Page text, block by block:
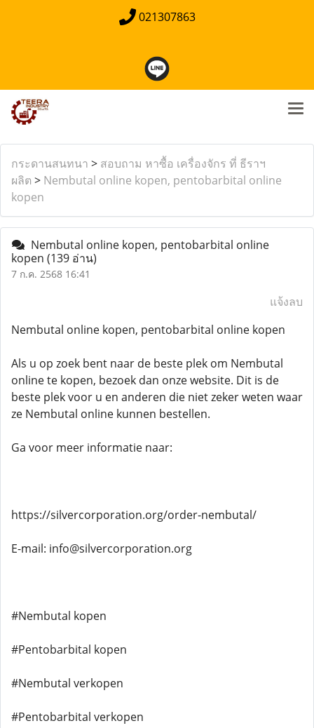
021307863
กระดานสนทนา > สอบถาม หาซื้อ เครื่องจักร ที่ ธีราฯ
ผลิต > Nembutal online kopen, pentobarbital online
kopen
Nembutal online kopen, pentobarbital online
kopen (139 อ่าน)
7 ก.ค. 2568 16:41
แจ้งลบ
Nembutal online kopen, pentobarbital online kopen
Als u op zoek bent naar de beste plek om Nembutal
online te kopen, bezoek dan onze website. Dit is de
beste plek voor u en anderen die niet zeker weten waar
ze Nembutal online kunnen bestellen.
Ga voor meer informatie naar:
https://silvercorporation.org/order-nembutal/
E-mail: info@silvercorporation.org
#Nembutal kopen
#Pentobarbital kopen
#Nembutal verkopen
#Pentobarbital verkopen